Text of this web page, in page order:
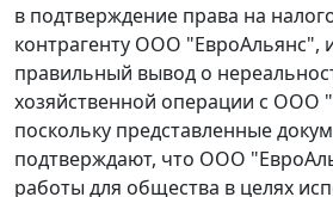
в подтверждение права на
контрагенту ООО "ЕвроАльянс",
правильный вывод о
хозяйственной операции с ООО
поскольку представленные
подтверждают, что ООО
работы для общества в целях